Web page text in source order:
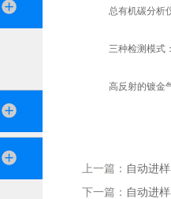
总有机碳分析仪
三种检测模式：
高反射的镀金气
上一篇： 自动进
下一篇： 自动进